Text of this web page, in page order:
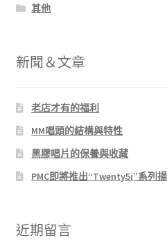
其他
新聞＆文章
老店才有的福利
MM唱頭的結構與特性
黑膠唱片的保養與收藏
PMC即將推出“Twenty5i”系列
近期留言